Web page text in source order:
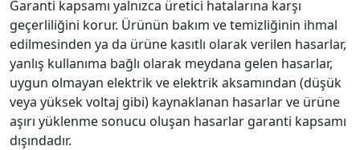
Garanti kapsamı yalnızca üretici hatalarına karşı
geçerliliğini korur. Ürünün bakım ve temizliğinin ihmal
edilmesinden ya da ürüne kasıtlı olarak verilen hasarlar,
yanlış kullanıma bağlı olarak meydana gelen hasarlar,
uygun olmayan elektrik ve elektrik aksamından (düşük
veya yüksek voltaj gibi) kaynaklanan hasarlar ve ürüne
aşırı yüklenme sonucu oluşan hasarlar garanti kapsamı
dışındadır.